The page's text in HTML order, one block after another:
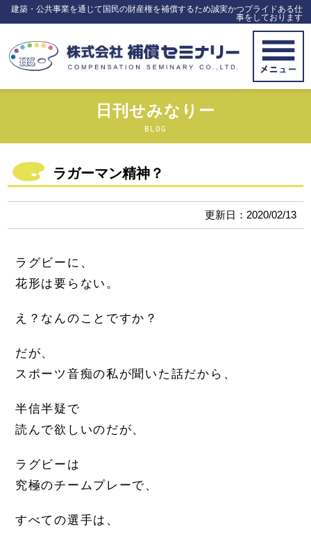
建築・公共事業を通じて国民の財産権を補償するため誠実かつプライドある仕
事をしております
日刊せみなりー
BLOG
ラガーマン精神？
更新日：2020/02/13
ラグビーに、
花形は要らない。
え？なんのことですか？
だが、
スポーツ音痴の私が聞いた話だから、
半信半疑で
読んで欲しいのだが、
ラグビーは
究極のチームプレーで、
すべての選手は、